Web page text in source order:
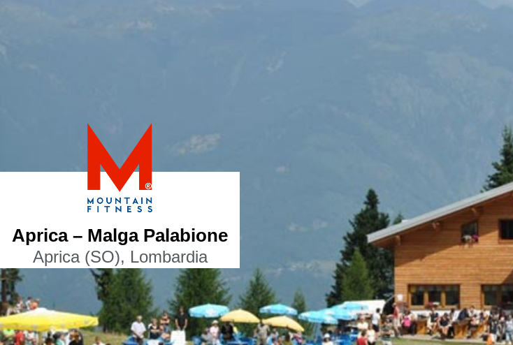
Aprica – Malga Palabione
Aprica (SO), Lombardia